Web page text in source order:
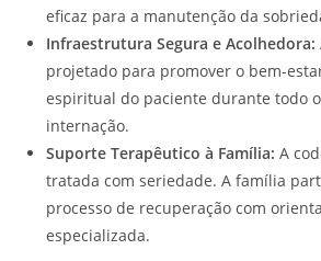
eficaz para a manutenção da
Infraestrutura Segura e Acolhedora:
projetado para promover o bem-
espiritual do paciente durante todo
internação.
Suporte Terapêutico à Família: A
tratada com seriedade. A família
processo de recuperação com
especializada.